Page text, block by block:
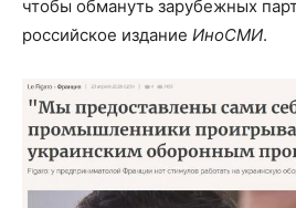
чтобы обмануть зарубежных
российское издание ИноСМИ.